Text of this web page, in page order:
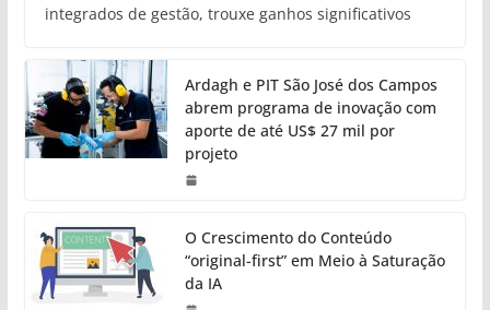
integrados de gestão, trouxe ganhos significativos
Ardagh e PIT São José dos Campos
abrem programa de inovação com
aporte de até US$ 27 mil por
projeto
O Crescimento do Conteúdo
“original-first” em Meio à Saturação
da IA